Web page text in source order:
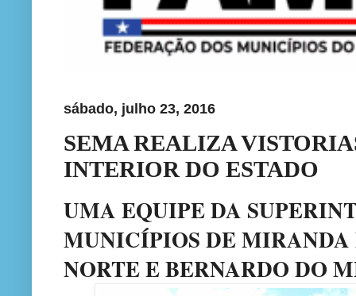
sábado, julho 23, 2016
SEMA REALIZA
INTERIOR DO ESTADO
UMA EQUIPE DA
MUNICÍPIOS DE
NORTE E BERNARDO DO